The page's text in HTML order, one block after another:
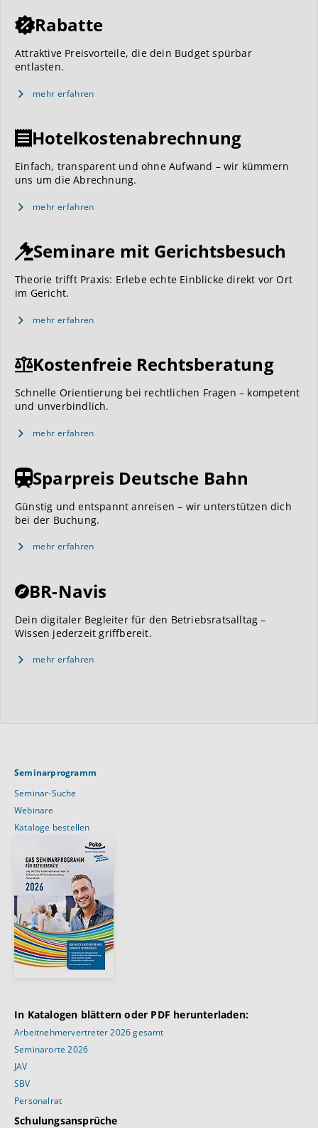
Rabatte
Attraktive Preisvorteile, die dein Budget spürbar
entlasten.
mehr erfahren
Hotelkostenabrechnung
Einfach, transparent und ohne Aufwand – wir kümmern
uns um die Abrechnung.
mehr erfahren
Seminare mit Gerichtsbesuch
Theorie trifft Praxis: Erlebe echte Einblicke direkt vor Ort
im Gericht.
mehr erfahren
Kostenfreie Rechtsberatung
Schnelle Orientierung bei rechtlichen Fragen – kompetent
und unverbindlich.
mehr erfahren
Sparpreis Deutsche Bahn
Günstig und entspannt anreisen – wir unterstützen dich
bei der Buchung.
mehr erfahren
BR-Navis
Dein digitaler Begleiter für den Betriebsratsalltag –
Wissen jederzeit griffbereit.
mehr erfahren
Seminarprogramm
Seminar-Suche
Webinare
Kataloge bestellen
In Katalogen blättern oder PDF herunterladen:
Arbeitnehmervertreter 2026 gesamt
Seminarorte 2026
JAV
SBV
Personalrat
Schulungsansprüche